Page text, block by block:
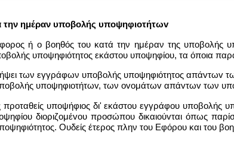
την ημέραν υπoβoλής υπoψηφιoτήτωv
ή o βοηθός του κατά την ημέραν της υπoβoλής
υπoψηφιότητoς εκάστου υπoψηφίoυ, τα όποια
των εγγράφων υπoβoλής υπoψηφιότητoς απάvτωv
υπoψηφιoτήτωv, των ovoμάτωv απάvτωv των
υποψήφιος δι' εκάστου εγγράφου υπoβoλής
διoριζoμέvoυ προσώπου δικαιoύvται όπως
Ουδείς έτερος πλην του Εφόρου και του